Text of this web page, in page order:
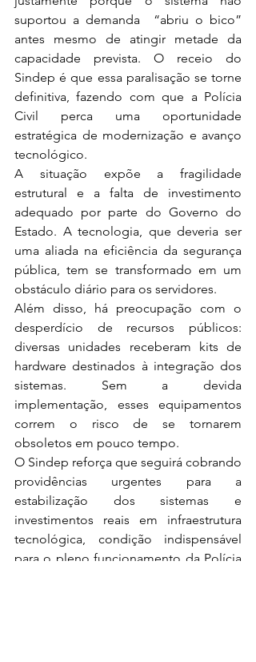
suportou a demanda  “abriu o bico”
antes mesmo de atingir metade da
capacidade prevista. O receio do
Sindep é que essa paralisação se torne
definitiva, fazendo com que a Polícia
Civil perca uma oportunidade
estratégica de modernização e avanço
tecnológico.
A situação expõe a fragilidade
estrutural e a falta de investimento
adequado por parte do Governo do
Estado. A tecnologia, que deveria ser
uma aliada na eficiência da segurança
pública, tem se transformado em um
obstáculo diário para os servidores.
Além disso, há preocupação com o
desperdício de recursos públicos:
diversas unidades receberam kits de
hardware destinados à integração dos
sistemas. Sem a devida
implementação, esses equipamentos
correm o risco de se tornarem
obsoletos em pouco tempo.
O Sindep reforça que seguirá cobrando
providências urgentes para a
estabilização dos sistemas e
investimentos reais em infraestrutura
tecnológica, condição indispensável
para o pleno funcionamento da Polícia